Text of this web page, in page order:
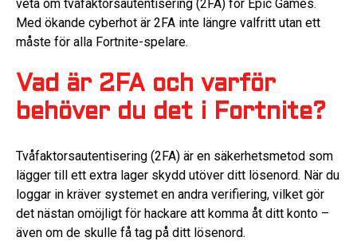
veta om tvåfaktorsautentisering (2FA) för Epic Games.
Med ökande cyberhot är 2FA inte längre valfritt utan ett
måste för alla Fortnite-spelare.
Vad är 2FA och varför
behöver du det i Fortnite?
Tvåfaktorsautentisering (2FA) är en säkerhetsmetod som
lägger till ett extra lager skydd utöver ditt lösenord. När du
loggar in kräver systemet en andra verifiering, vilket gör
det nästan omöjligt för hackare att komma åt ditt konto –
även om de skulle få tag på ditt lösenord.